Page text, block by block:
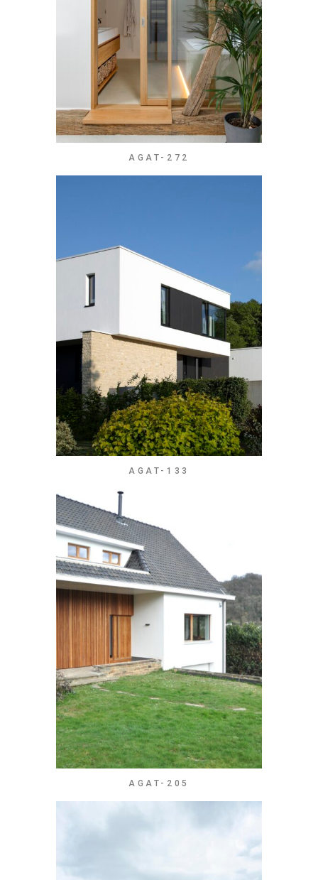
AGAT-272
AGAT-133
AGAT-205